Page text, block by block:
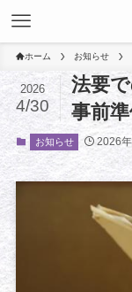
ホーム お知らせ
法要
事前
2026
4/30
お知らせ 2026